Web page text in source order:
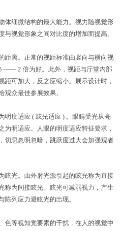
细微结构的最大能力。视力随视觉形
与视觉形象之间对比度的增加而提高。
离。正常的视距标准由竖向与横向视
—— 2 倍为好。此外，视距与厅堂内部
距可加大，反之应缩小。展示设计时，
观众最佳参展效果。
度适应 ( 或光适应 ) 。眼睛受光从亮
为明适应。人眼的明度适应特征要求，
切忌忽明忽暗，跳跃度过大会加强观者
光。由外射光源引起的眩光称为直接
称为间接眩光。眩光可减弱视力，产生
陈列应力避眩光的出现。
等视知觉要素的干扰，在人的视觉中